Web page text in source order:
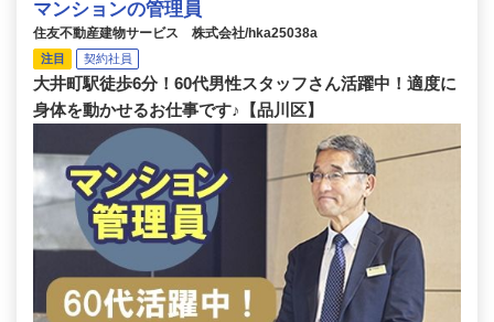
マンションの管理員
住友不動産建物サービス 株式会社/hka25038a
注目 契約社員
大井町駅徒歩6分！60代男性スタッフさん活躍中！適度に
身体を動かせるお仕事です♪【品川区】